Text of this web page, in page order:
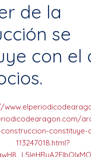
de la
se
con el
constituye-
113247018.html?